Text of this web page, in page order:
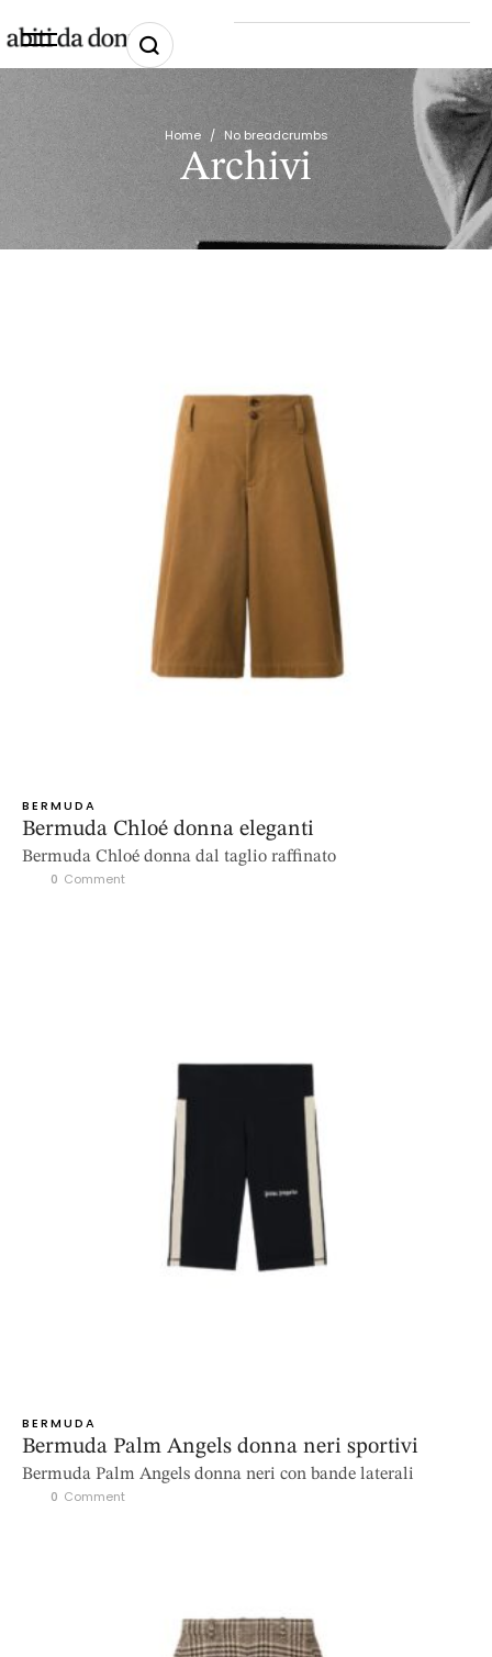
Home / No breadcrumbs
Archivi
BERMUDA
Bermuda Chloé donna eleganti
Bermuda Chloé donna dal taglio raffinato
0 Comment
BERMUDA
Bermuda Palm Angels donna neri sportivi
Bermuda Palm Angels donna neri con bande laterali
0 Comment